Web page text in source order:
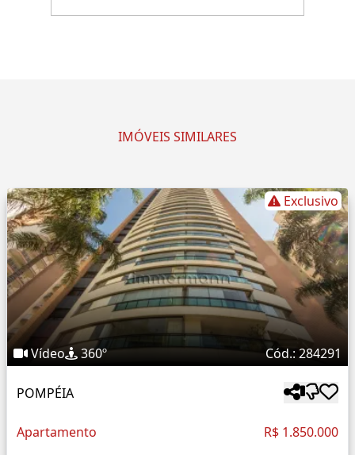
IMÓVEIS SIMILARES
Exclusivo
Vídeo 360º Cód.: 284291
POMPÉIA
Apartamento R$ 1.850.000